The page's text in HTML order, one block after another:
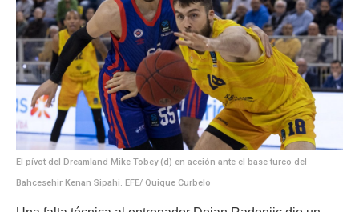
El pívot del Dreamland Mike Tobey (d) en acción ante el base turco del
Bahcesehir Kenan Sipahi. EFE/ Quique Curbelo